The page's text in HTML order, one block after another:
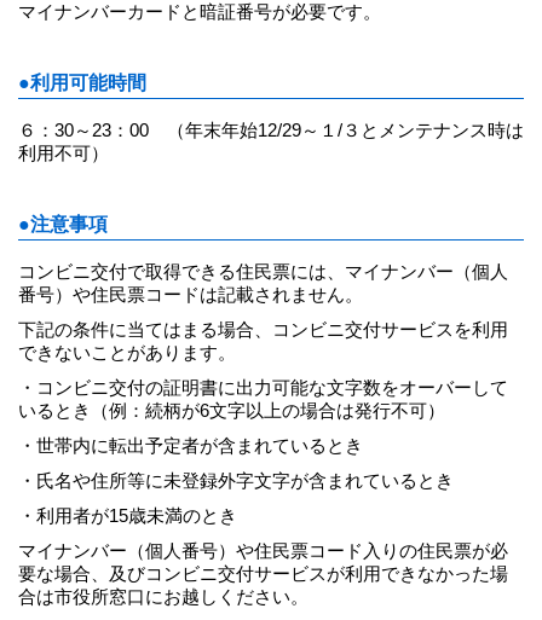
マイナンバーカードと暗証番号が必要です。
●利用可能時間
６：30～23：00 （年末年始12/29～１/３とメンテナンス時は
利用不可）
●注意事項
コンビニ交付で取得できる住民票には、マイナンバー（個人
番号）や住民票コードは記載されません。
下記の条件に当てはまる場合、コンビニ交付サービスを利用
できないことがあります。
・コンビニ交付の証明書に出力可能な文字数をオーバーして
いるとき（例：続柄が6文字以上の場合は発行不可）
・世帯内に転出予定者が含まれているとき
・氏名や住所等に未登録外字文字が含まれているとき
・利用者が15歳未満のとき
マイナンバー（個人番号）や住民票コード入りの住民票が必
要な場合、及びコンビニ交付サービスが利用できなかった場
合は市役所窓口にお越しください。